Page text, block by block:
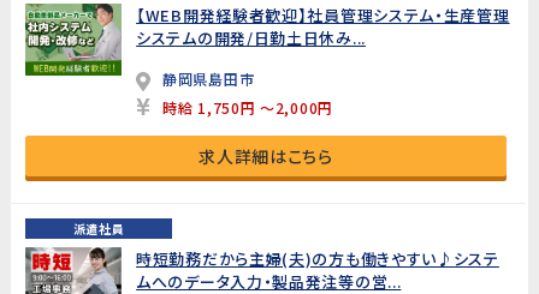
【WEB開発経験者歓迎】社員管理システム・生産管理
システムの開発/日勤土日休み...
静岡県島田市
時給 1,750円 ～2,000円
求人詳細はこちら
派遣社員
時短勤務だから主婦(夫)の方も働きやすい♪システ
ムへのデータ入力・製品発注等の営...